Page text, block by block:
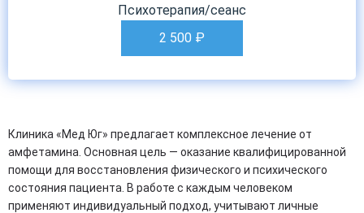
Психотерапия/сеанс
2 500 ₽
Клиника «Мед Юг» предлагает комплексное лечение от
амфетамина. Основная цель — оказание квалифицированной
помощи для восстановления физического и психического
состояния пациента. В работе с каждым человеком
применяют индивидуальный подход, учитывают личные